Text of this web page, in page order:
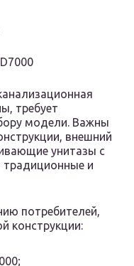
требует
модели. Важны
внешний
унитазы с
и
потребителей,
конструкции: